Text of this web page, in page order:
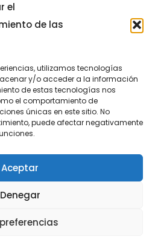
el
de las
utilizamos tecnologías
y/o acceder a la información
de estas tecnologías nos
el comportamiento de
únicas en este sitio. No
puede afectar negativamente
Aceptar
Denegar
CONTACTO
oficial